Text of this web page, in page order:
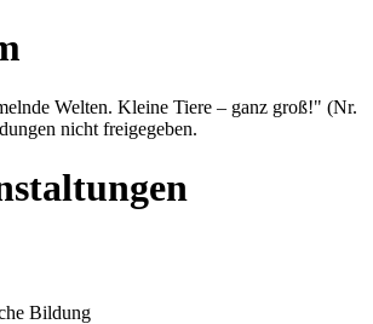
Welten. Kleine Tiere – ganz groß!" (Nr.
nicht freigegeben.
Bildung